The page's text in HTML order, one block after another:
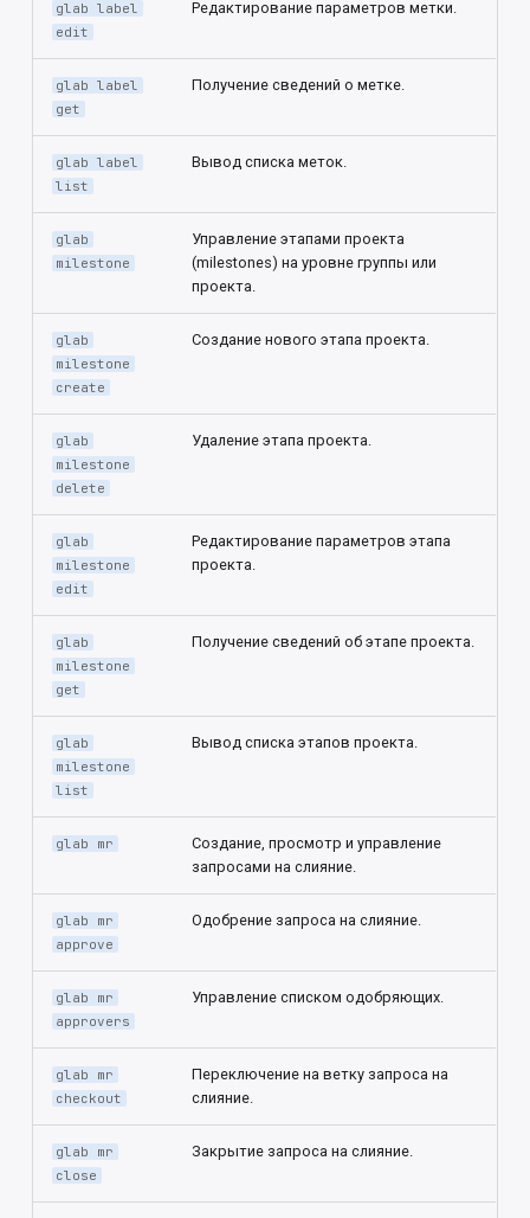
glab label
edit
Редактирование параметров метки.
glab label
get
Получение сведений о метке.
glab label
list
Вывод списка меток.
glab
milestone
Управление этапами проекта
(milestones) на уровне группы или
проекта.
glab
milestone
create
Создание нового этапа проекта.
glab
milestone
delete
Удаление этапа проекта.
glab
milestone
edit
Редактирование параметров этапа
проекта.
glab
milestone
get
Получение сведений об этапе проекта.
glab
milestone
list
Вывод списка этапов проекта.
glab mr
Создание, просмотр и управление
запросами на слияние.
glab mr
approve
Одобрение запроса на слияние.
glab mr
approvers
Управление списком одобряющих.
glab mr
checkout
Переключение на ветку запроса на
слияние.
glab mr
close
Закрытие запроса на слияние.